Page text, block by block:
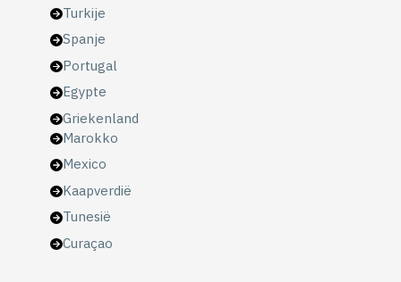
Turkije
Spanje
Portugal
Egypte
Griekenland
Marokko
Mexico
Kaapverdië
Tunesië
Curaçao